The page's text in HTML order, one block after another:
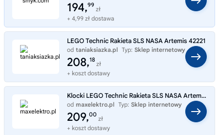
194,99
zł
+ 4,99 zł dostawa
LEGO Technic Rakieta SLS NASA Artemis 42221
od taniaksiazka.pl Typ: Sklep internetowy
208,18
zł
+ koszt dostawy
Klocki LEGO Technic Rakieta SLS NASA Artemis 42221
od maxelektro.pl Typ: Sklep internetowy
209,00
zł
+ koszt dostawy